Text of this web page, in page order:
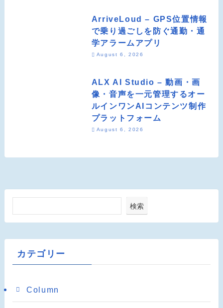
ArriveLoud – GPS位置情報
で乗り過ごしを防ぐ通勤・通
学アラームアプリ
August 6, 2026
ALX AI Studio – 動画・画
像・音声を一元管理するオー
ルインワンAIコンテンツ制作
プラットフォーム
August 6, 2026
検索
カテゴリー
Column